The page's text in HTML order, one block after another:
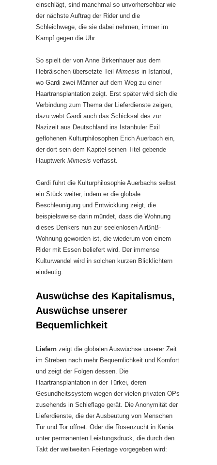
einschlägt, sind manchmal so unvorhersehbar wie
der nächste Auftrag der Rider und die
Schleichwege, die sie dabei nehmen, immer im
Kampf gegen die Uhr.
So spielt der von Anne Birkenhauer aus dem
Hebräischen übersetzte Teil Mimesis in Istanbul,
wo Gardi zwei Männer auf dem Weg zu einer
Haartransplantation zeigt. Erst später wird sich die
Verbindung zum Thema der Lieferdienste zeigen,
dazu webt Gardi auch das Schicksal des zur
Nazizeit aus Deutschland ins Istanbuler Exil
geflohenen Kulturphilosophen Erich Auerbach ein,
der dort sein dem Kapitel seinen Titel gebende
Hauptwerk Mimesis verfasst.
Gardi führt die Kulturphilosophie Auerbachs selbst
ein Stück weiter, indem er die globale
Beschleunigung und Entwicklung zeigt, die
beispielsweise darin mündet, dass die Wohnung
dieses Denkers nun zur seelenlosen AirBnB-
Wohnung geworden ist, die wiederum von einem
Rider mit Essen beliefert wird. Der immense
Kulturwandel wird in solchen kurzen Blicklichtern
eindeutig.
Auswüchse des Kapitalismus,
Auswüchse unserer
Bequemlichkeit
Liefern zeigt die globalen Auswüchse unserer Zeit
im Streben nach mehr Bequemlichkeit und Komfort
und zeigt der Folgen dessen. Die
Haartransplantation in der Türkei, deren
Gesundheitssystem wegen der vielen privaten OPs
zusehends in Schieflage gerät. Die Anonymität der
Lieferdienste, die der Ausbeutung von Menschen
Tür und Tor öffnet. Oder die Rosenzucht in Kenia
unter permanenten Leistungsdruck, die durch den
Takt der weltweiten Feiertage vorgegeben wird: